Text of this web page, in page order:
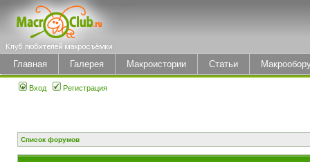
Главная Галерея Макроистории Статьи
Вход Регистрация
Список форумов